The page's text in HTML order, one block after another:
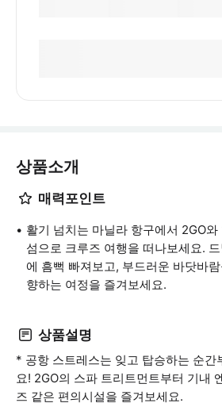
상품소개
매력포인트
활기 넘치는 마닐라 항구에서 2GO
섬으로 크루즈 여행을 떠나보세요.
에 흠뻑 빠져보고, 부드러운 바닷바
향하는 여정을 즐겨보세요.
상품설명
* 공항 스트레스는 잊고 탑승하는 순간
요! 2GO의 스파 트리트먼트부터 기내
즈 같은 편의시설을 즐겨보세요.